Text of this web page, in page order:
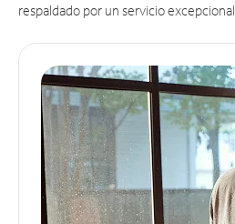
respaldado por un servicio excepcional.